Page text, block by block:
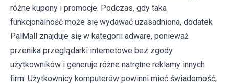
różne kupony i promocje. Podczas, gdy taka
funkcjonalność może się wydawać uzasadniona, dodatek
PalMall znajduje się w kategorii adware, ponieważ
przenika przeglądarki internetowe bez zgody
użytkowników i generuje różne natrętne reklamy innych
firm. Użytkownicy komputerów powinni mieć świadomość,